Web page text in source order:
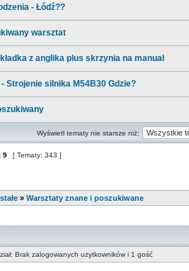
- Łódź??
warsztat
z anglika plus skrzynia na manual
Strojenie silnika M54B30 Gdzie?
Wyświetl tematy nie starsze niż:
9 [ Tematy: 343 ]
» Warsztaty znane i poszukiwane
Brak zalogowanych użytkowników i 1 gość